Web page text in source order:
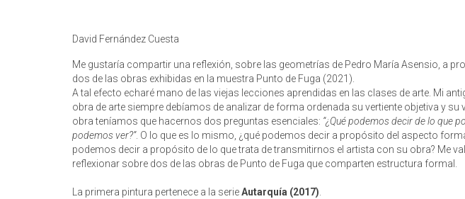
David Fernández Cuesta
Me gustaría compartir una reflexión, sobre las geometrías de Pedro María Asensio, a
dos de las obras exhibidas en la muestra Punto de Fuga (2021).
A tal efecto echaré mano de las viejas lecciones aprendidas en las clases de arte. Mi
obra de arte siempre debíamos de analizar de forma ordenada su vertiente objetiva y su
obra teníamos que hacernos dos preguntas esenciales: “¿Qué podemos decir de lo que
podemos ver?”. O lo que es lo mismo, ¿qué podemos decir a propósito del aspecto
podemos decir a propósito de lo que trata de transmitirnos el artista con su obra? Me
reflexionar sobre dos de las obras de Punto de Fuga que comparten estructura formal.
La primera pintura pertenece a la serieAutarquía (2017).